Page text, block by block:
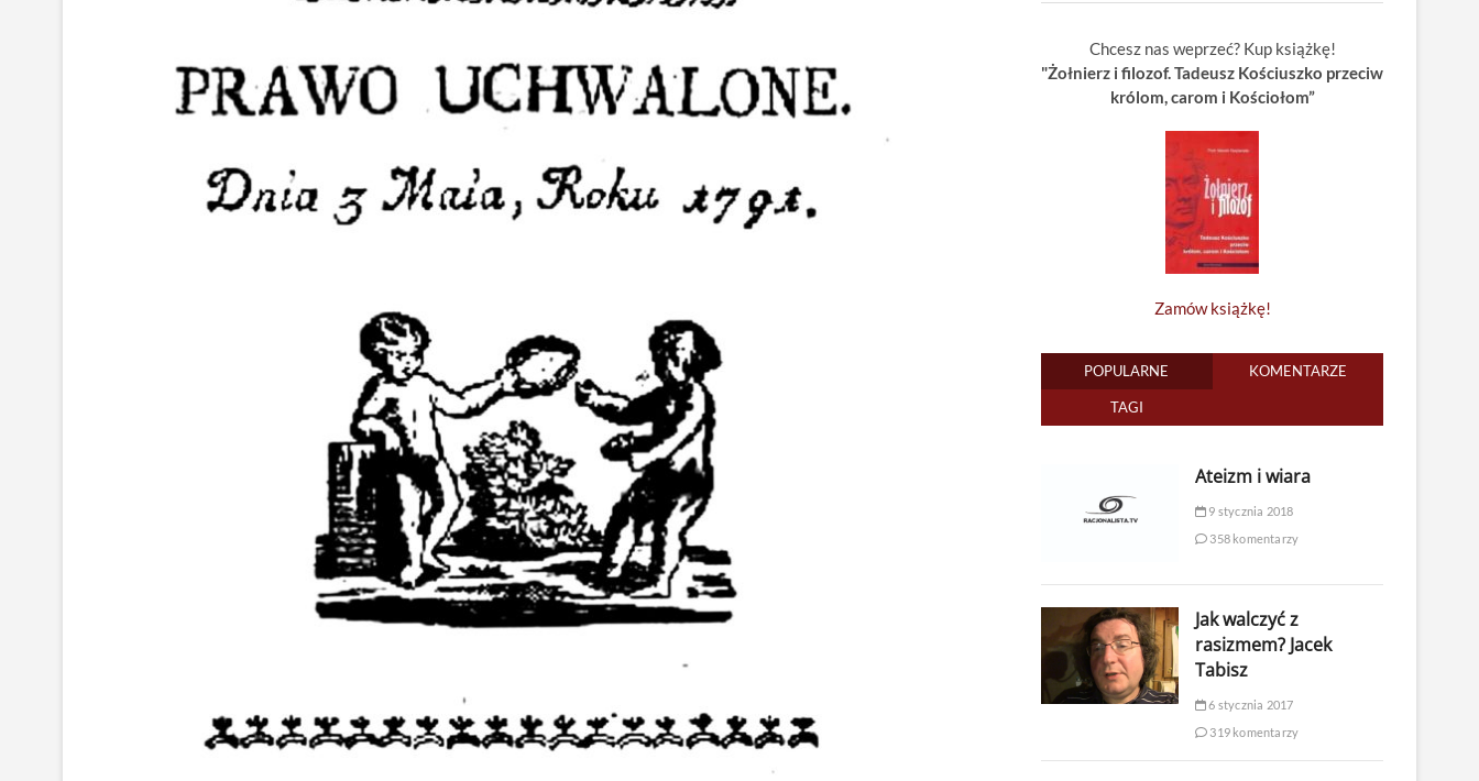
Chcesz nas weprzeć? Kup książkę!
"Żołnierz i filozof. Tadeusz Kościuszko przeciw
królom, carom i Kościołom”
Zamów książkę!
POPULARNE KOMENTARZE
TAGI
Ateizm i wiara
9 stycznia 2018
358 komentarzy
Jak walczyć z
rasizmem? Jacek
Tabisz
6 stycznia 2017
319 komentarzy